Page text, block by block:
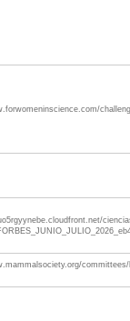
committees/